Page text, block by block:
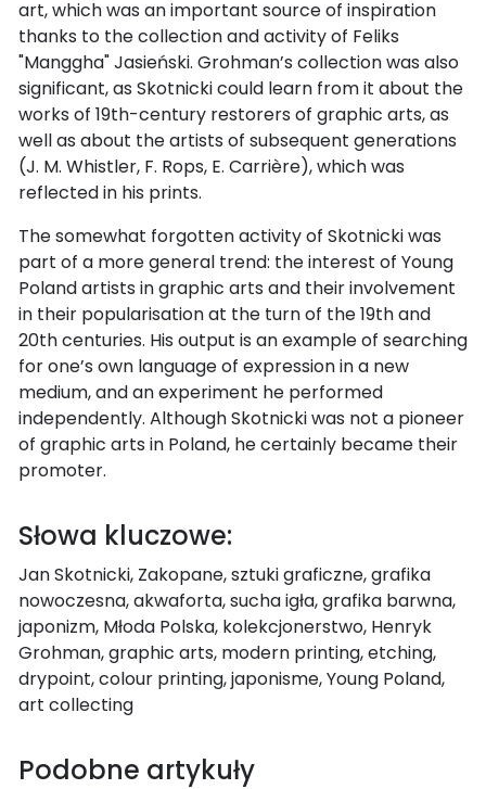
art, which was an important source of inspiration
thanks to the collection and activity of Feliks
"Manggha" Jasieński. Grohman’s collection was also
significant, as Skotnicki could learn from it about the
works of 19th-century restorers of graphic arts, as
well as about the artists of subsequent generations
(J. M. Whistler, F. Rops, E. Carrière), which was
reflected in his prints.
The somewhat forgotten activity of Skotnicki was
part of a more general trend: the interest of Young
Poland artists in graphic arts and their involvement
in their popularisation at the turn of the 19th and
20th centuries. His output is an example of searching
for one’s own language of expression in a new
medium, and an experiment he performed
independently. Although Skotnicki was not a pioneer
of graphic arts in Poland, he certainly became their
promoter.
Słowa kluczowe:
Jan Skotnicki, Zakopane, sztuki graficzne, grafika
nowoczesna, akwaforta, sucha igła, grafika barwna,
japonizm, Młoda Polska, kolekcjonerstwo, Henryk
Grohman, graphic arts, modern printing, etching,
drypoint, colour printing, japonisme, Young Poland,
art collecting
Podobne artykuły